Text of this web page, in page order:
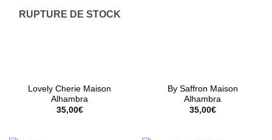
RUPTURE DE STOCK
Lovely Cherie Maison
Alhambra
35,00€
By Saffron Maison
Alhambra
35,00€